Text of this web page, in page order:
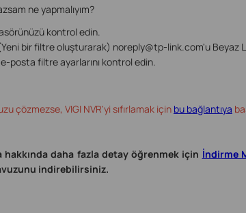
ne yapmalıyım?
kontrol edin.
bir filtre oluşturarak) noreply@tp-link.com'u Beyaz
posta filtre ayarlarını kontrol edin.
çözmezse, VIGI NVR'yi sıfırlamak için bu bağlantıya
hakkında daha fazla detay öğrenmek için İndirme
indirebilirsiniz.